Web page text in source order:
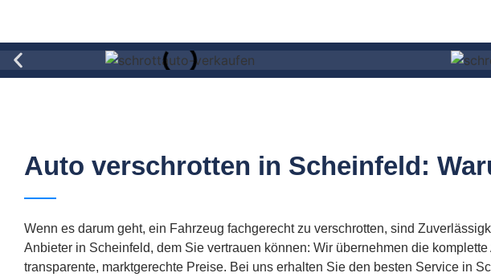
Auto verschrotten in Scheinfeld:
Wenn es darum geht, ein Fahrzeug fachgerecht zu verschrotten, sind
Anbieter in Scheinfeld, dem Sie vertrauen können: Wir übernehmen die
transparente, marktgerechte Preise. Bei uns erhalten Sie den besten Service in